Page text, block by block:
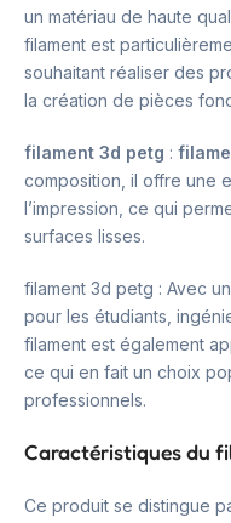
un matériau de haute
filament est
souhaitant réaliser des
la création de pièces
filament 3d petg :
composition, il offre une
l’impression, ce qui
surfaces lisses.
filament 3d petg : Avec
pour les étudiants,
filament est également
ce qui en fait un choix
professionnels.
Caractéristiques du
Ce produit se distingue